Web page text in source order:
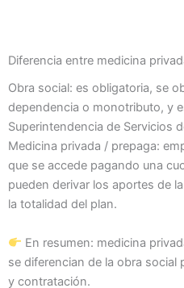
Diferencia entre medicina
Obra social: es obligatoria, se
dependencia o monotributo, y
Superintendencia de Servicios
Medicina privada / prepaga:
que se accede pagando una
pueden derivar los aportes de
la totalidad del plan.
En resumen: medicina
se diferencian de la obra
y contratación.